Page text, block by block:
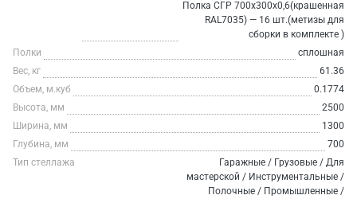
Полка СГР 700х300х0,6(крашенная
RAL7035) — 16 шт.(метизы для
сборки в комплекте )
Полки
сплошная
Вес, кг
61.36
Объем, м.куб
0.1774
Высота, мм
2500
Ширина, мм
1300
Глубина, мм
700
Тип стеллажа
Гаражные / Грузовые / Для
мастерской / Инструментальные /
Полочные / Промышленные /